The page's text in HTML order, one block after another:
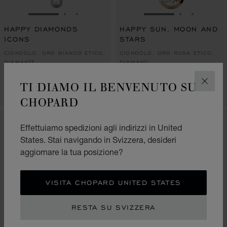
TI DIAMO IL BENVENUTO SU
CHOPARD
Effettuiamo spedizioni agli indirizzi in United
States. Stai navigando in Svizzera, desideri
aggiornare la tua posizione?
VISITA CHOPARD UNITED STATES
RESTA SU SVIZZERA
VAI ALLA SLIDE 1VAI ALLA SLIDE 3
HAPPY DIAMONDS
ICONS
CIONDOLO, ORO BIANCO ETICO,
DIAMANTE
ACQUISTA
VAI ALLA SLIDE 1
HAPPY SUN, MOON AND
STARS
CIONDOLO, ORO ROSA ETICO,
DIAMANTI
CHIAMACI